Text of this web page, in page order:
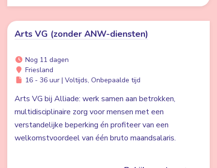
Arts VG (zonder ANW-diensten)
Nog 11 dagen
Friesland
16 - 36 uur | Voltijds, Onbepaalde tijd
Arts VG bij Alliade: werk samen aan betrokken,
multidisciplinaire zorg voor mensen met een
verstandelijke beperking én profiteer van een
welkomstvoordeel van één bruto maandsalaris.